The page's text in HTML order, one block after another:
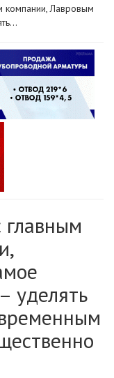
компании, Лавровым
главным
уделять